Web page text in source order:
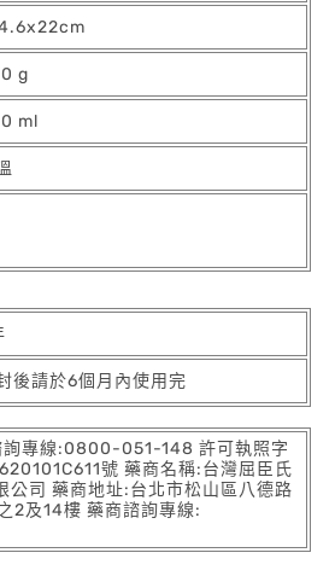
g
ml
後請於6個月內使用完
詢專線:0800-051-148 許可執照字
號 藥商名稱:台灣屈臣氏
公司 藥商地址:台北市松山區八德路
2及14樓 藥商諮詢專線: